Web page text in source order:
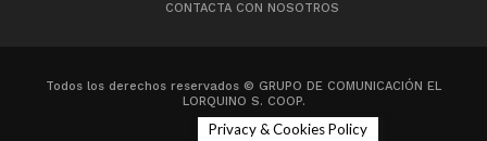
CONTACTA CON NOSOTROS
Todos los derechos reservados © GRUPO DE COMUNICACIÓN EL
LORQUINO S. COOP.
Privacy & Cookies Policy